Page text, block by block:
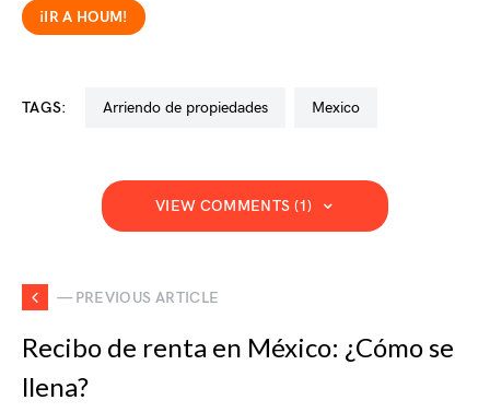
¡IR A HOUM!
TAGS: arriendo de propiedades mexico
VIEW COMMENTS (1)
— PREVIOUS ARTICLE
Recibo de renta en México: ¿Cómo se
llena?